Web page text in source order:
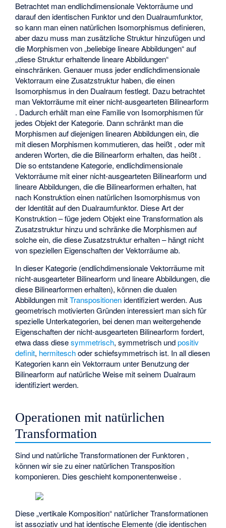
Betrachtet man endlichdimensionale Vektorräume und
darauf den identischen Funktor und den Dualraumfunktor,
so kann man einen natürlichen Isomorphismus definieren,
aber dazu muss man zusätzliche Struktur hinzufügen und
die Morphismen von „beliebige lineare Abbildungen“ auf
„diese Struktur erhaltende lineare Abbildungen“
einschränken. Genauer muss jeder endlichdimensionale
Vektorraum eine Zusatzstruktur haben, die einen
Isomorphismus in den Dualraum festlegt. Dazu betrachtet
man Vektorräume mit einer nicht-ausgearteten Bilinearform
. Dadurch erhält man eine Familie von Isomorphismenfür
jedes Objektder Kategorie. Dann schränkt man die
Morphismen auf diejenigen linearen Abbildungenein, die
mit diesen Morphismen kommutieren, das heißt , oder mit
anderen Worten, die die Bilinearform erhalten, das heißt .
Die so entstandene Kategorie, endlichdimensionale
Vektorräume mit einer nicht-ausgearteten Bilinearform und
lineare Abbildungen, die die Bilinearformen erhalten, hat
nach Konstruktion einen natürlichen Isomorphismus von
der Identität auf den Dualraumfunktor. Diese Art der
Konstruktion – füge jedem Objekt eine Transformation als
Zusatzstruktur hinzu und schränke die Morphismen auf
solche ein, die diese Zusatzstruktur erhalten – hängt nicht
von speziellen Eigenschaften der Vektorräume ab.
In dieser Kategorie (endlichdimensionale Vektorräume mit
nicht-ausgearteter Bilinearform und lineare Abbildungen, die
diese Bilinearformen erhalten), können die dualen
Abbildungen mitTranspositionen identifiziert werden. Aus
geometrisch motivierten Gründen interessiert man sich für
spezielle Unterkategorien, bei denen man weitergehende
Eigenschaften der nicht-ausgearteten Bilinearform fordert,
etwa dass diesesymmetrisch, symmetrisch undpositiv
definit, hermiteschoderschiefsymmetrisch ist. In all diesen
Kategorien kann ein Vektorraum unter Benutzung der
Bilinearform auf natürliche Weise mit seinem Dualraum
identifiziert werden.
Operationen mit natürlichen
Transformation
Sind und natürliche Transformationen der Funktoren ,
können wir sie zu einer natürlichen Transposition
komponieren. Dies geschieht komponentenweise .
Diese „vertikale Komposition“ natürlicher Transformationen
ist assoziativ und hat identische Elemente (die identischen